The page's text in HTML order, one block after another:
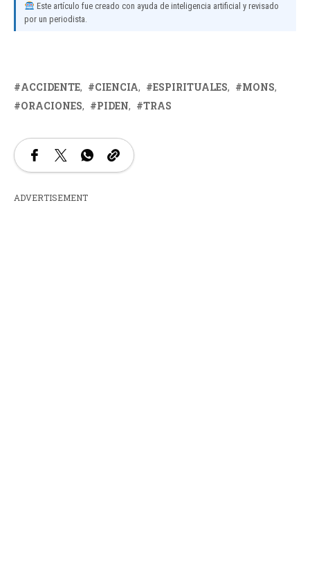
Este artículo fue creado con ayuda de inteligencia artificial y revisado
por un periodista.
ACCIDENTE CIENCIA ESPIRITUALES
MONS
ORACIONES
PIDEN TRAS
ADVERTISEMENT